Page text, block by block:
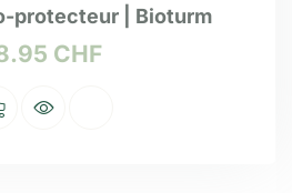
protecteur | Bioturm
CHF